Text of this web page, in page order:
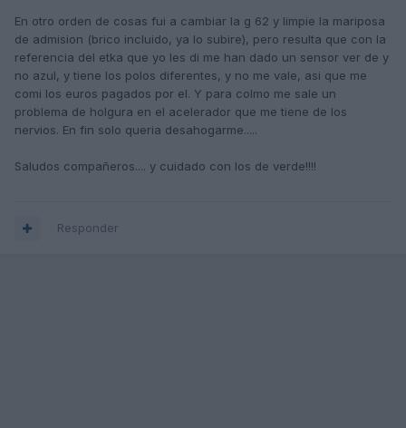
En otro orden de cosas fui a cambiar la g 62 y limpie la mariposa
de admision (brico incluido, ya lo subire), pero resulta que con la
referencia del etka que yo les di me han dado un sensor ver de y
no azul, y tiene los polos diferentes, y no me vale, asi que me
comi los euros pagados por el. Y para colmo me sale un
problema de holgura en el acelerador que me tiene de los
nervios. En fin solo queria desahogarme.....
Saludos compañeros.... y cuidado con los de verde!!!!
Responder